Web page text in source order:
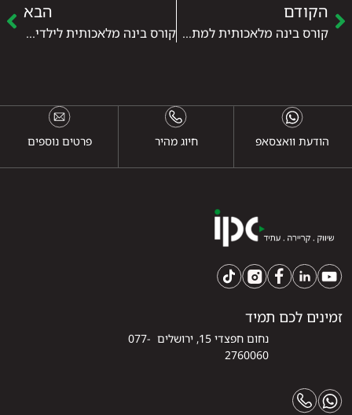
הקודם
קורס בינה מלאכותית למתחילים – הדרך שלך להבין את העתיד
הבא
קורס בינה מלאכותית לילדים – כשהעתיד הופך למשחק
הודעת וואצסאפ חיוג מהיר פרטים נוספים
זמינים לכם תמיד
נחום חפצדי 15, ירושלים 077-
2760060